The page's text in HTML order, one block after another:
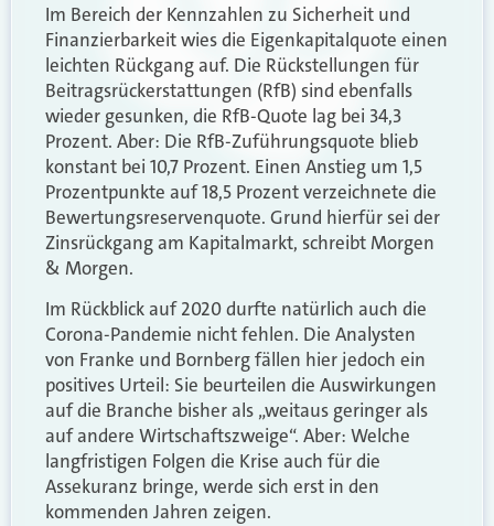
Im Bereich der Kennzahlen zu Sicherheit und
Finanzierbarkeit wies die Eigenkapitalquote einen
leichten Rückgang auf. Die Rückstellungen für
Beitragsrückerstattungen (RfB) sind ebenfalls
wieder gesunken, die RfB-Quote lag bei 34,3
Prozent. Aber: Die RfB-Zuführungsquote blieb
konstant bei 10,7 Prozent. Einen Anstieg um 1,5
Prozentpunkte auf 18,5 Prozent verzeichnete die
Bewertungsreservenquote. Grund hierfür sei der
Zinsrückgang am Kapitalmarkt, schreibt Morgen
& Morgen.
Im Rückblick auf 2020 durfte natürlich auch die
Corona-Pandemie nicht fehlen. Die Analysten
von Franke und Bornberg fällen hier jedoch ein
positives Urteil: Sie beurteilen die Auswirkungen
auf die Branche bisher als „weitaus geringer als
auf andere Wirtschaftszweige“. Aber: Welche
langfristigen Folgen die Krise auch für die
Assekuranz bringe, werde sich erst in den
kommenden Jahren zeigen.